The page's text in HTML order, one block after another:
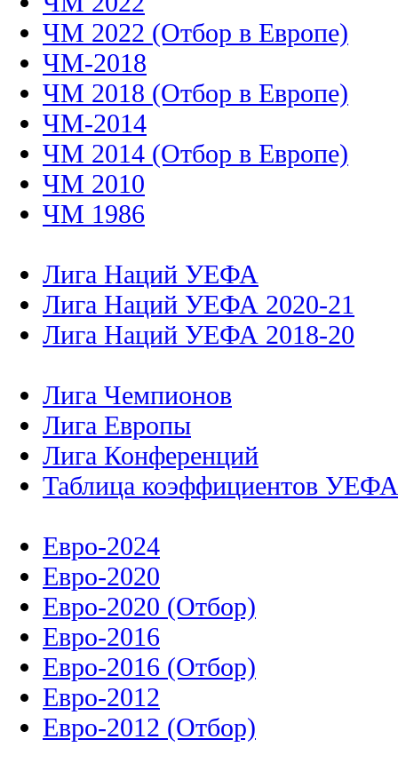
ЧМ 2022 (Отбор в Европе)
ЧМ-2018
ЧМ 2018 (Отбор в Европе)
ЧМ-2014
ЧМ 2014 (Отбор в Европе)
ЧМ 2010
ЧМ 1986
Лига Наций УЕФА
Лига Наций УЕФА 2020-21
Лига Наций УЕФА 2018-20
Лига Чемпионов
Лига Европы
Лига Конференций
Таблица коэффициентов УЕФА
Евро-2024
Евро-2020
Евро-2020 (Отбор)
Евро-2016
Евро-2016 (Отбор)
Евро-2012
Евро-2012 (Отбор)